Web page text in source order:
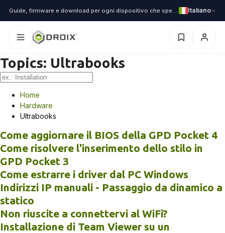
Italiano
Topics: Ultrabooks
Home
Hardware
Ultrabooks
Come aggiornare il BIOS della GPD Pocket 4
Come risolvere l'inserimento dello stilo in
GPD Pocket 3
Come estrarre i driver dal PC Windows
Indirizzi IP manuali - Passaggio da dinamico a
statico
Non riuscite a connettervi al WiFi?
Installazione di Team Viewer su un